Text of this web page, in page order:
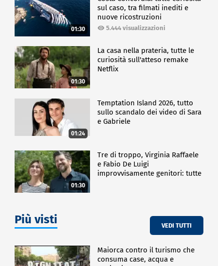
01:30
sul caso, tra filmati inediti e
nuove ricostruzioni
5.444 visualizzazioni
01:30
La casa nella prateria, tutte le
curiosità sull'atteso remake
Netflix
01:24
Temptation Island 2026, tutto
sullo scandalo dei video di Sara
e Gabriele
01:30
Tre di troppo, Virginia Raffaele
e Fabio De Luigi
improvvisamente genitori: tutte
Più visti VEDI TUTTI
Maiorca contro il turismo che
consuma case, acqua e